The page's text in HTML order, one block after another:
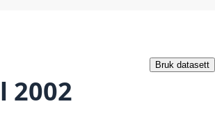
2002
Bruk datasett